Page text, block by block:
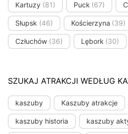
Kartuzy (81) Puck (67)
Słupsk (46) Kościerzyna (39)
Człuchów (36) Lębork (30)
SZUKAJ ATRAKCJI WEDŁUG
kaszuby Kaszuby atrakcje
kaszuby historia kaszuby